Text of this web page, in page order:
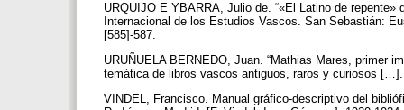
URQUIJO E YBARRA, Julio de. “«El Latino de
Internacional de los Estudios Vascos. San Sebastián:
[585]-587.
URUÑUELA BERNEDO, Juan. “Mathias Mares, primer
temática de libros vascos antiguos, raros y curiosos
VINDEL, Francisco. Manual gráfico-descriptivo del